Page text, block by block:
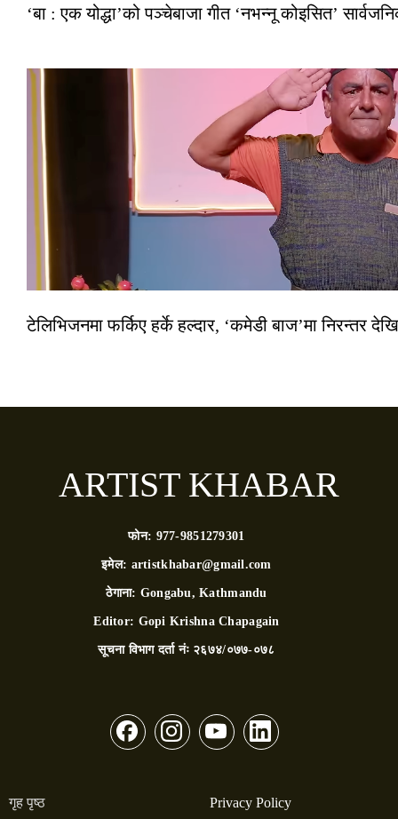
‘बा : एक योद्धा’को पञ्चेबाजा गीत ‘नभन्नू कोइसित’
टेलिभिजनमा फर्किए हर्के हल्दार, ‘कमेडी बाज’मा निरन्तर
ARTIST KHABAR
फोन: 977-9851279301
इमेल: artistkhabar@gmail.com
ठेगाना: Gongabu, Kathmandu
Editor: Gopi Krishna Chapagain
सूचना विभाग दर्ता नंः २६७४/०७७-०७८
गृह पृष्ठ
Privacy Policy